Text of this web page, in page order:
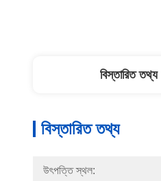
বিস্তারিত তথ্য
বিস্তারিত তথ্য
উৎপত্তি স্থল: